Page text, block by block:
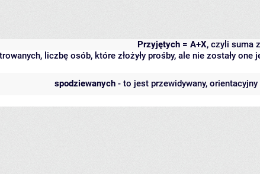
Przyjętych = A+X, czyli suma
liczbę osób, które złożyły prośby, ale nie zostały
spodziewanych - to jest przewidywany,